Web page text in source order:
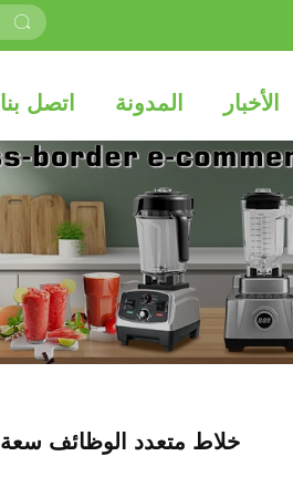
الأخبار المدونة اتصل بنا
خلاط متعدد الوظائف سعة 3 لتر HS-226C